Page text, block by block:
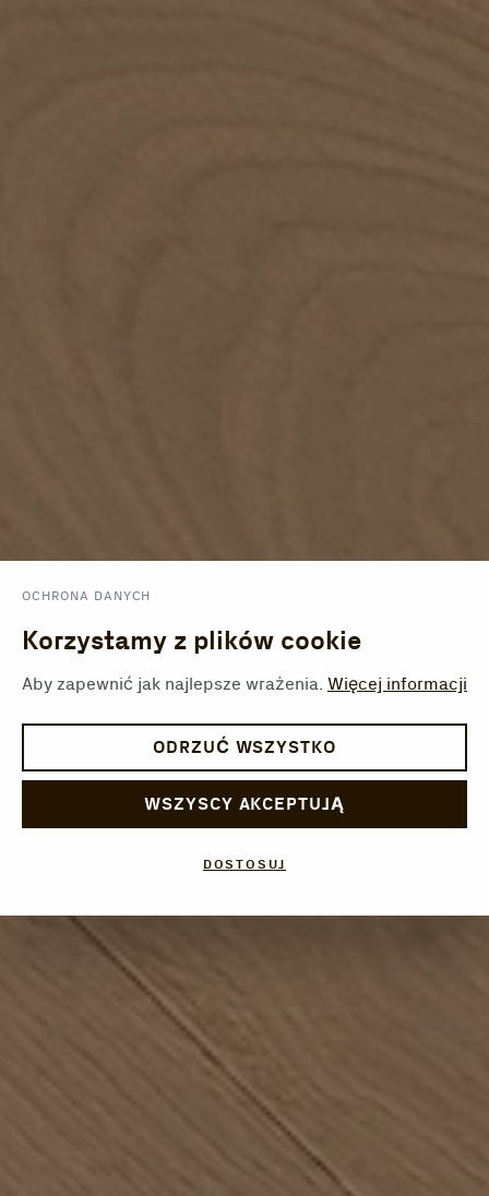
OCHRONA DANYCH
Korzystamy z plików cookie
Aby zapewnić jak najlepsze wrażenia. Więcej informacji
ODRZUĆ WSZYSTKO
WSZYSCY AKCEPTUJĄ
DOSTOSUJ